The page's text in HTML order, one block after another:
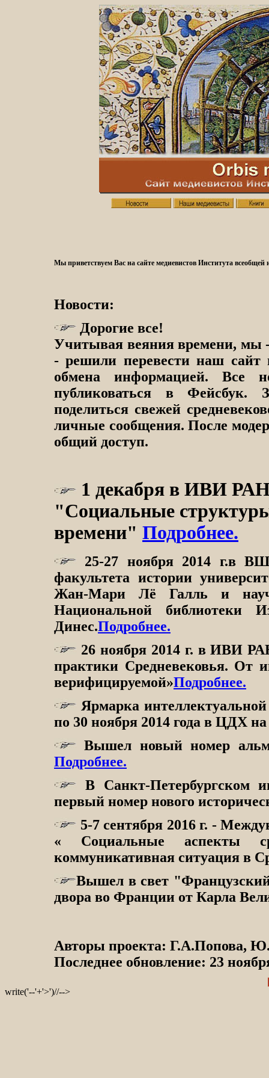
Мы приветствуем Вас на сайте медиевистов Института
Новости:
Дорогие все!
Учитывая веяния времени, мы
- решили перевести наш сайт
обмена информацией. Все
публиковаться в Фейсбук.
поделиться свежей
личные сообщения. После
общий доступ.
1 декабря в ИВИ
"Социальные
времени" Подробнее.
25-27 ноября 2014 г.в
факультета истории
Жан-Мари Лё Галль и
Национальной библиотеки
Динес.Подробнее.
26 ноября 2014 г. в ИВИ
практики Средневековья. От
верифицируемой»Подробнее.
Ярмарка
по 30 ноября 2014 года в ЦДХ
Вышел новый номер
Подробнее.
В Санкт-Петербургском
первый номер нового
5-7 сентября 2016 г. -
« Социальные аспекты
коммуникативная ситуация в
Вышел в свет
двора во Франции от Карла
Авторы проекта: Г.А.Попова,
Последнее обновление: 23
write('--'+'>')//-->